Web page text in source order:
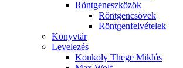
Rönt­gen­esz­kö­zök
Rönt­gen­csö­vek
Rönt­gen­fel­vé­te­lek
Könyv­tár
Le­ve­le­zés
Kon­koly The­ge Mik­lós